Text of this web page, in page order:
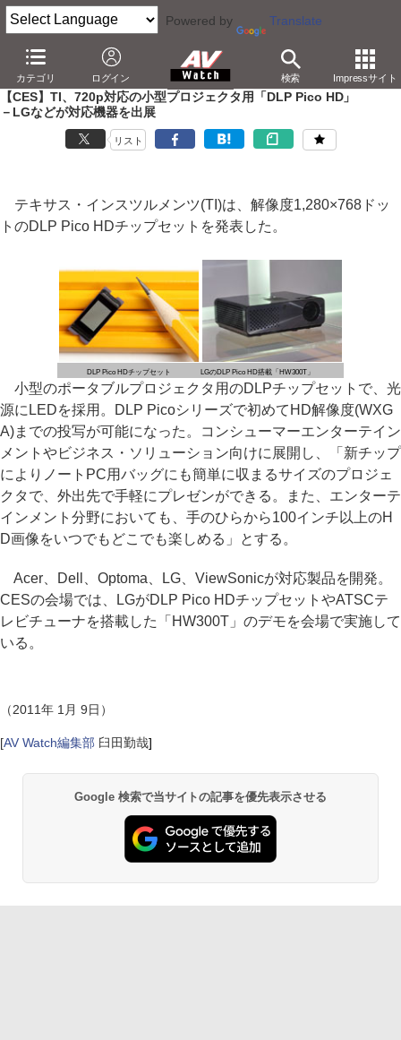
Powered by Translate
カテゴリ ログイン 検索 Impressサイト
AV Watch イベント
2011
【CES】TI、720p対応の小型プロジェクタ用「DLP Pico HD」
－LGなどが対応機器を出展
リスト
テキサス・インスツルメンツ(TI)は、解像度1,280×768ドッ
トのDLP Pico HDチップセットを発表した。
DLP Pico HDチップセット LGのDLP Pico HD搭載「HW300T」
小型のポータブルプロジェクタ用のDLPチップセットで、光
源にLEDを採用。DLP Picoシリーズで初めてHD解像度(WXG
A)までの投写が可能になった。コンシューマーエンターテイン
メントやビジネス・ソリューション向けに展開し、「新チップ
によりノートPC用バッグにも簡単に収まるサイズのプロジェ
クタで、外出先で手軽にプレゼンができる。また、エンターテ
インメント分野においても、手のひらから100インチ以上のH
D画像をいつでもどこでも楽しめる」とする。
Acer、Dell、Optoma、LG、ViewSonicが対応製品を開発。
CESの会場では、LGがDLP Pico HDチップセットやATSCテ
レビチューナを搭載した「HW300T」のデモを会場で実施して
いる。
（2011年 1月 9日）
[AV Watch編集部 臼田勤哉]
Google 検索で当サイトの記事を優先表示させる